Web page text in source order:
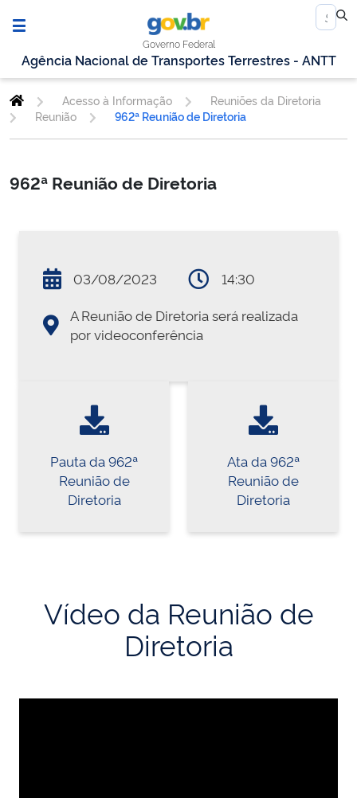
Governo Federal
Agência Nacional de Transportes Terrestres - ANTT
Acesso à Informação
Reuniões da Diretoria
Reunião
962ª Reunião de Diretoria
962ª Reunião de Diretoria
03/08/2023
14:30
A Reunião de Diretoria será realizada
por videoconferência
Pauta da 962ª
Reunião de
Diretoria
Ata da 962ª
Reunião de
Diretoria
Vídeo da Reunião de
Diretoria